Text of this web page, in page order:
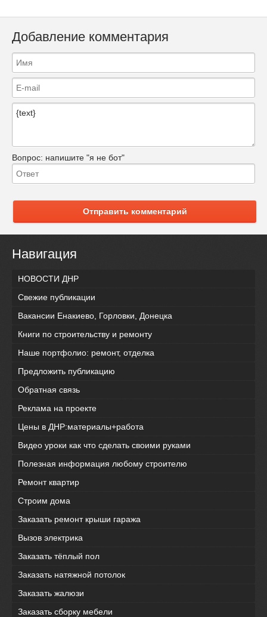
Добавление комментария
Вопрос: напишите "я не бот"
Отправить комментарий
Навигация
НОВОСТИ ДНР
Свежие публикации
Вакансии Енакиево, Горловки, Донецка
Книги по строительству и ремонту
Наше портфолио: ремонт, отделка
Предложить публикацию
Обратная связь
Реклама на проекте
Цены в ДНР:материалы+работа
Видео уроки как что сделать своими руками
Полезная информация любому строителю
Ремонт квартир
Строим дома
Заказать ремонт крыши гаража
Вызов электрика
Заказать тёплый пол
Заказать натяжной потолок
Заказать жалюзи
Заказать сборку мебели